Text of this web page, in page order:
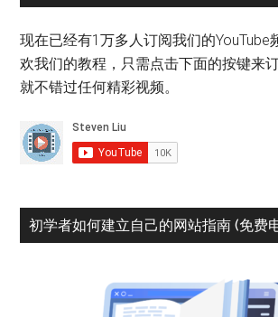
现在已经有1万多人订阅我们的YouTube
欢我们的教程，只需点击下面的按键来
就不错过任何精彩视频。
初学者如何建立自己的网站指南 (免费